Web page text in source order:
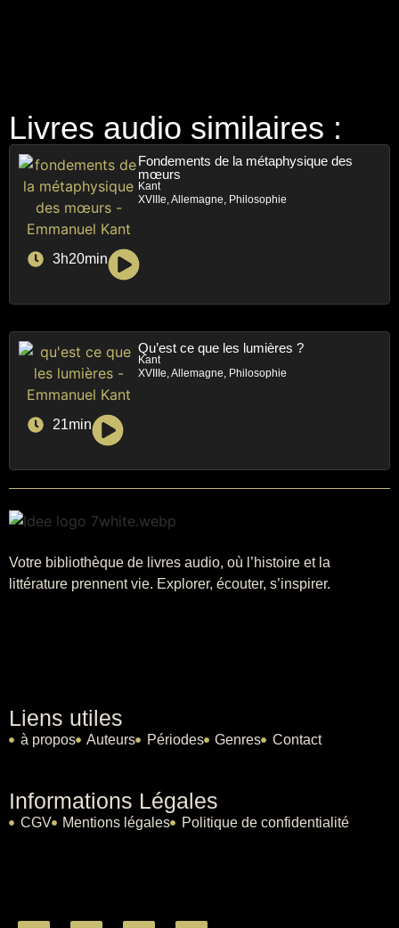
Livres audio similaires :
Fondements de la métaphysique des
mœurs
Kant
XVIIIe, Allemagne, Philosophie
3h20min
Qu’est ce que les lumières ?
Kant
XVIIIe, Allemagne, Philosophie
21min
Votre bibliothèque de livres audio, où l’histoire et la
littérature prennent vie. Explorer, écouter, s’inspirer.
Liens utiles
à propos Auteurs Périodes Genres Contact
Informations Légales
CGV Mentions légales Politique de confidentialité